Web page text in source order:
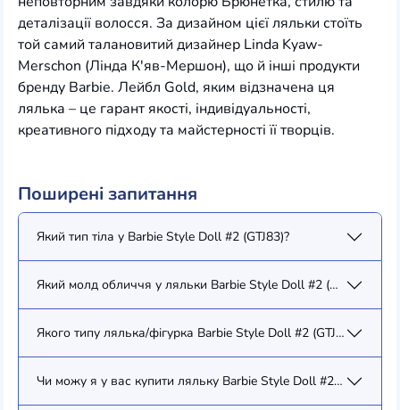
деталізації волосся. За дизайном цієї ляльки стоїть
той самий талановитий дизайнер Linda Kyaw-
Merschon (Лінда К'яв-Мершон), що й інші продукти
бренду Barbie. Лейбл Gold, яким відзначена ця
лялька – це гарант якості, індивідуальності,
креативного підходу та майстерності її творців.
Поширені запитання
Який тип тіла у Barbie Style Doll #2 (GTJ83)?
Який молд обличчя у ляльки Barbie Style Doll #2 (GTJ83)?
Якого типу лялька/фігурка Barbie Style Doll #2 (GTJ83)?
Чи можу я у вас купити ляльку Barbie Style Doll #2 (GTJ83)?